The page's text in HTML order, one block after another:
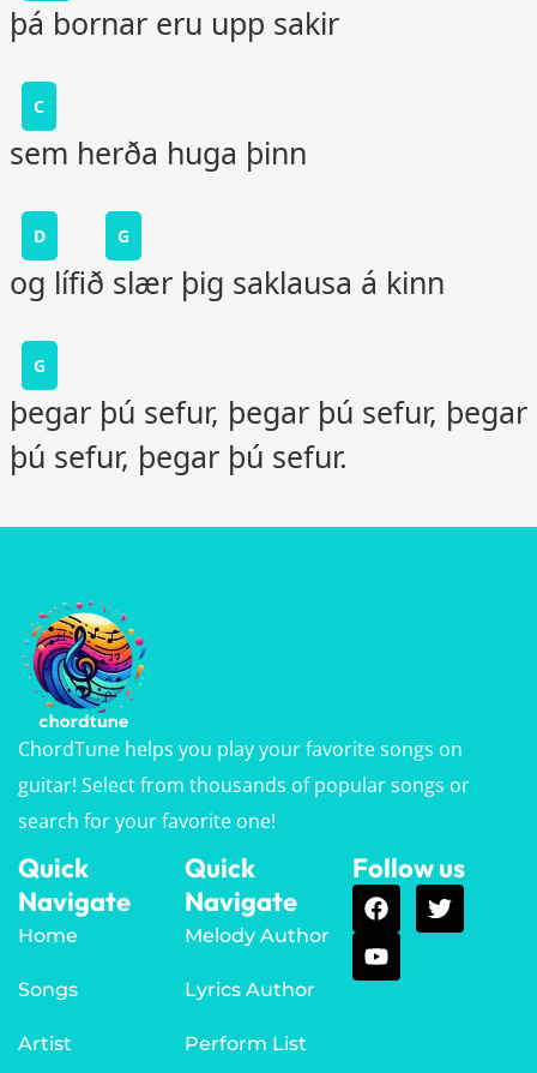
þá bornar eru upp sakir
C
sem herða huga þinn
D G
og lífið slær þig saklausa á kinn
G
þegar þú sefur, þegar þú sefur, þegar
þú sefur, þegar þú sefur.
ChordTune helps you play your favorite songs on
guitar! Select from thousands of popular songs or
search for your favorite one!
Quick
Navigate
Home
Songs
Artist
Quick
Navigate
Melody Author
Lyrics Author
Perform List
Follow us